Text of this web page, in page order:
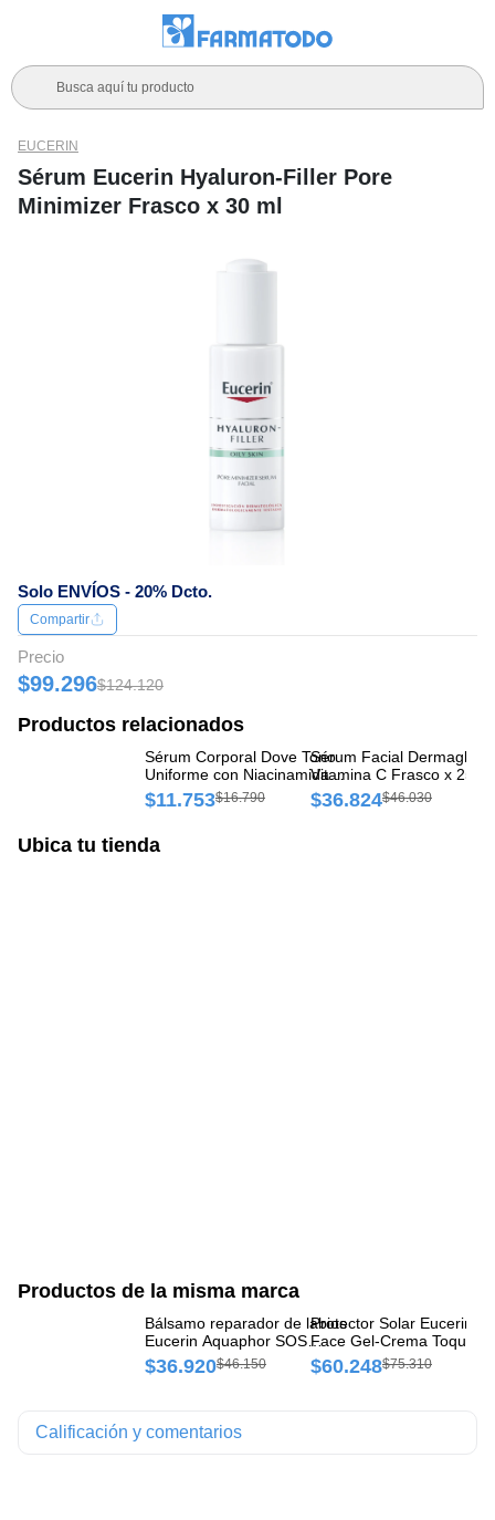
Busca aquí tu producto
Solo ENVÍOS - 20% Dcto.
EUCERIN
Sérum Eucerin Hyaluron-Filler Pore
Minimizer Frasco x 30 ml
Compartir
Precio
$99.296$124.120
Productos relacionados
Sérum Corporal Dove Tono
Uniforme con Niacinamida
Frasco x 200 ml
$11.753$16.790
Sérum Facial Dermaglas
Vitamina C Frasco x 25 ml
$36.824$46.030
Ubica tu tienda
Productos de la misma marca
Bálsamo reparador de labios
Eucerin Aquaphor SOS
Frasco x 10 ml
$36.920$46.150
Protector Solar Eucerin
Face Gel-Crema Toque
Fps50+ x 50 ml
$60.248$75.310
Calificación y comentarios